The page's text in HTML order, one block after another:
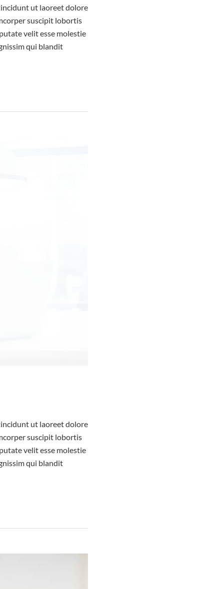
ut laoreet dolore
suscipit lobortis
velit esse molestie
qui blandit
ut laoreet dolore
suscipit lobortis
velit esse molestie
qui blandit